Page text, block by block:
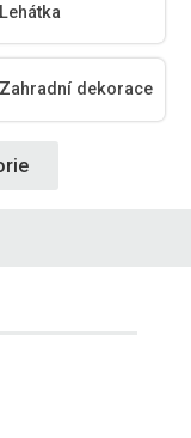
Lehátka
Zahradní dekorace